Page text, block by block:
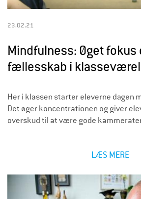
23.02.21
Mindfulness: Øget fokus
fællesskab i
Her i klassen starter eleverne dagen
Det øger koncentrationen og giver
overskud til at være gode
LÆS MERE